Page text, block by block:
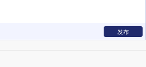
发布